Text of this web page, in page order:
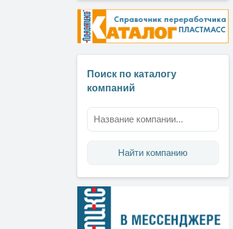
Поиск по каталогу
компаний
Найти компанию